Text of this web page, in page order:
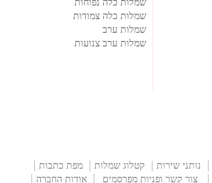
שמלות כלה נפוחות
שמלות כלה צמודות
שמלות ערב
שמלות ערב צנועות
נותני שירות קטלוג שמלות
מפת כתבות
צור קשר ופניות מפרסמים אודות החברה